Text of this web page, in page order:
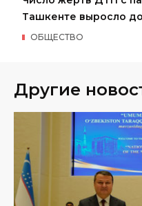
Ташкенте выросло
ОБЩЕСТВО
Другие